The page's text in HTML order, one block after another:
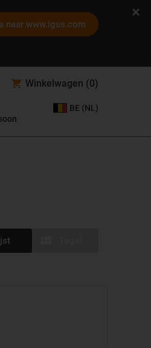
naar www.igus.com
Winkelwagen (0)
BE (NL)